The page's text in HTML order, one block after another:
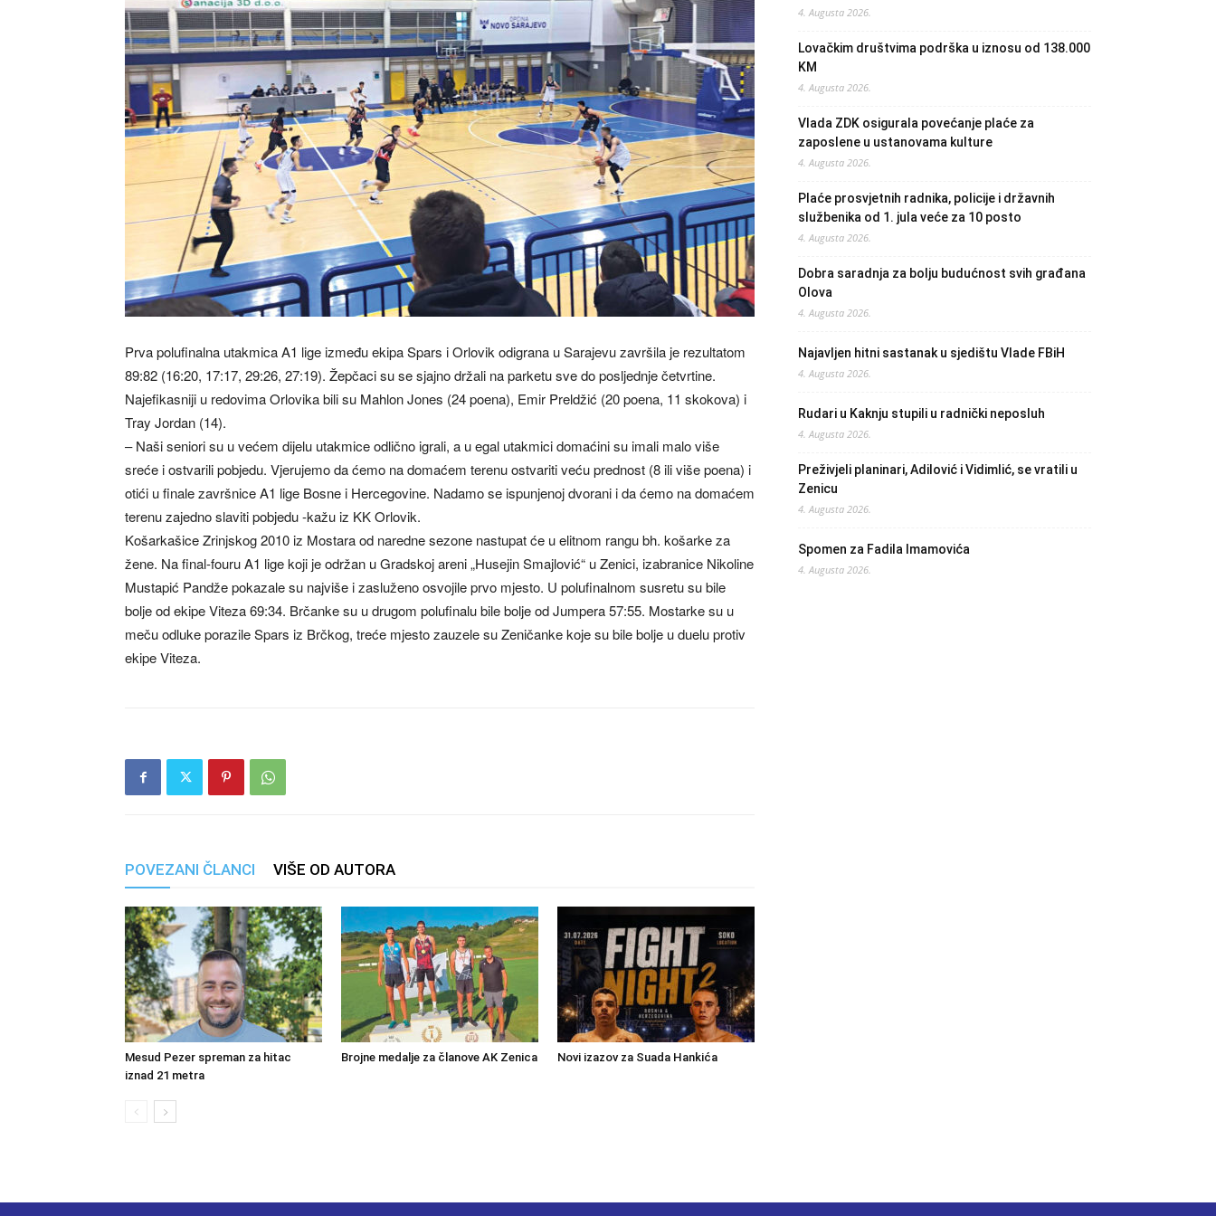
Prva polufinalna utakmica A1 lige između ekipa Spars i Orlovik odigrana u Sarajevu završila je rezultatom
89:82 (16:20, 17:17, 29:26, 27:19). Žepčaci su se sjajno držali na parketu sve do posljednje četvrtine.
Najefikasniji u redovima Orlovika bili su Mahlon Jones (24 poena), Emir Preldžić (20 poena, 11 skokova) i
Tray Jordan (14).
– Naši seniori su u većem dijelu utakmice odlično igrali, a u egal utakmici domaćini su imali malo više
sreće i ostvarili pobjedu. Vjerujemo da ćemo na domaćem terenu ostvariti veću prednost (8 ili više poena) i
otići u finale završnice A1 lige Bosne i Hercegovine. Nadamo se ispunjenoj dvorani i da ćemo na domaćem
terenu zajedno slaviti pobjedu -kažu iz KK Orlovik.
Košarkašice Zrinjskog 2010 iz Mostara od naredne sezone nastupat će u elitnom rangu bh. košarke za
žene. Na final-fouru A1 lige koji je održan u Gradskoj areni „Husejin Smajlović“ u Zenici, izabranice Nikoline
Mustapić Pandže pokazale su najviše i zasluženo osvojile prvo mjesto. U polufinalnom susretu su bile
bolje od ekipe Viteza 69:34. Brčanke su u drugom polufinalu bile bolje od Jumpera 57:55. Mostarke su u
meču odluke porazile Spars iz Brčkog, treće mjesto zauzele su Zeničanke koje su bile bolje u duelu protiv
ekipe Viteza.
POVEZANI ČLANCI VIŠE OD AUTORA
Mesud Pezer spreman za hitac
iznad 21 metra
Brojne medalje za članove AK Zenica Novi izazov za Suada Hankića
4. Augusta 2026.
Lovačkim društvima podrška u iznosu od 138.000
KM
4. Augusta 2026.
Vlada ZDK osigurala povećanje plaće za
zaposlene u ustanovama kulture
4. Augusta 2026.
Plaće prosvjetnih radnika, policije i državnih
službenika od 1. jula veće za 10 posto
4. Augusta 2026.
Dobra saradnja za bolju budućnost svih građana
Olova
4. Augusta 2026.
Najavljen hitni sastanak u sjedištu Vlade FBiH
4. Augusta 2026.
Rudari u Kaknju stupili u radnički neposluh
4. Augusta 2026.
Preživjeli planinari, Adilović i Vidimlić, se vratili u
Zenicu
4. Augusta 2026.
Spomen za Fadila Imamovića
4. Augusta 2026.